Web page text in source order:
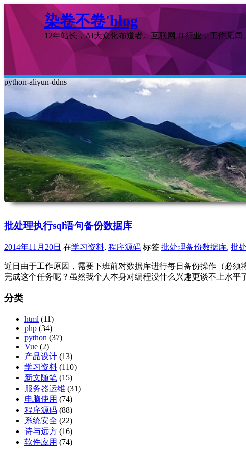
染卷不卷'blog
12年站长，AI大众化布道者。互联网 IT行业，工作见闻
python-aliyun-ddns
批处理执行sql语句备份数据库
2014年11月20日 在学习资料, 程序源码 标签 批处理备份数据库, 批
近日由于工作原因，需要下班前对数据库进行每日备份操作（必
完成这个任务呢？虽然我个人本身对编程没什么兴趣更谈不上水
分类
html (11)
php (34)
python (37)
Vue (2)
产品设计 (13)
学习资料 (110)
新文随笔 (15)
服务器运维 (31)
电脑使用 (74)
程序源码 (88)
系统安全 (22)
诗与远方 (16)
软件应用 (74)